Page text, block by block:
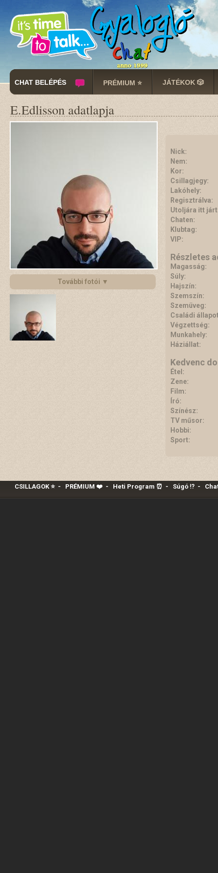
CHAT BELÉPÉS PRÉMIUM ⭐ JÁTÉKOK 🎲
E.Edlisson adatlapja
További fotói ▼
Nick:
Nem:
Kor:
Csillagjegy:
Lakóhely:
Regisztrálva:
Utoljára itt
Chaten:
Klubtag:
VIP:
Részletes
Magasság:
Súly:
Hajszín:
Szemszín:
Szemüveg:
Családi
Végzettség:
Munkahely:
Háziállat:
Kedvenc
Étel:
Zene:
Film:
Író:
Színész:
TV műsor:
Hobbi:
Sport:
CSILLAGOK ⭐- PRÉMIUM ❤️‍- Heti Program ⏰ - Súgó ⁉️-